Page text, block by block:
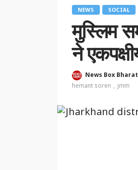
NEWS SOCIAL
मुस्लिम
ने
News Box Bharat
hemant soren
jmm